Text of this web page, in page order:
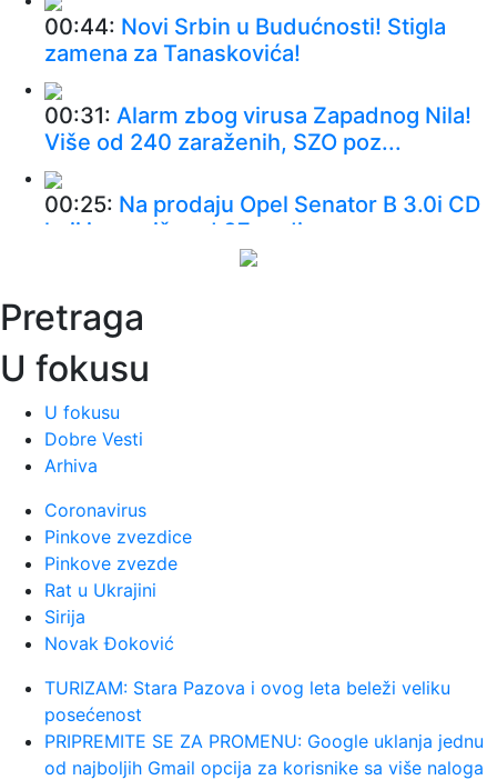
00:44: Novi Srbin u Budućnosti! Stigla
zamena za Tanaskovića!
00:31: Alarm zbog virusa Zapadnog Nila!
Više od 240 zaraženih, SZO poz...
00:25: Na prodaju Opel Senator B 3.0i CD
koji je za više od 37 godina p...
00:01:On će biti pomoćnik predsednika
SAD u Beloj kući
23:58:Petnaestogodišnjakinja
osumnjičena za napad na devojku (18):
Pr...
23:57: Markes posle sedmog mesta:
"Dovoljno sam se borio u karijeri"
23:53:DRAGOJEVIĆ BAŠ NEMA SREĆE:
Penal, žuti karton i kraj već na ...
23:46:Trabzonu porasli apetiti – Salahu
dovode bivšeg saigrača iz L...
Pretraga
U fokusu
U fokusu
Dobre Vesti
Arhiva
Coronavirus
Pinkove zvezdice
Pinkove zvezde
Rat u Ukrajini
Sirija
Novak Đoković
TURIZAM: Stara Pazova i ovog leta beleži veliku
posećenost
PRIPREMITE SE ZA PROMENU: Google uklanja jednu
od najboljih Gmail opcija za korisnike sa više naloga